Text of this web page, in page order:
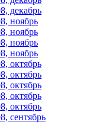
декабрь
ноябрь
ноябрь
ноябрь
ноябрь
октябрь
октябрь
октябрь
октябрь
октябрь
сентябрь